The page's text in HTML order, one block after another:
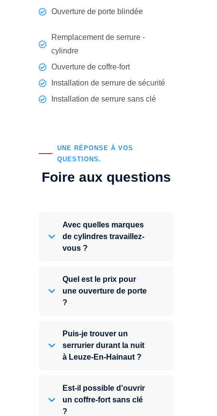
Ouverture de porte blindée
Remplacement de serrure -
cylindre
Ouverture de coffre-fort
Installation de serrure de sécurité
Installation de serrure sans clé
UNE RÉPONSE À VOS
QUESTIONS.
Foire aux questions
Avec quelles marques
de cylindres travaillez-
vous ?
Quel est le prix pour
une ouverture de porte
?
Puis-je trouver un
serrurier durant la nuit
à Leuze-En-Hainaut ?
Est-il possible d'ouvrir
un coffre-fort sans clé
?